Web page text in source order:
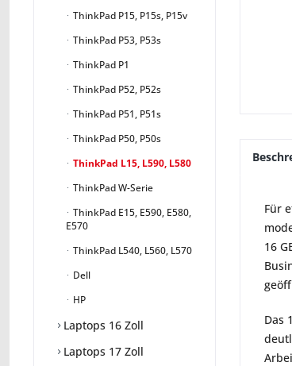
ThinkPad P15, P15s, P15v
ThinkPad P53, P53s
ThinkPad P1
ThinkPad P52, P52s
ThinkPad P51, P51s
ThinkPad P50, P50s
ThinkPad L15, L590, L580
ThinkPad W-Serie
ThinkPad E15, E590, E580,
E570
ThinkPad L540, L560, L570
Dell
HP
Laptops 16 Zoll
Laptops 17 Zoll
Für
16
Das